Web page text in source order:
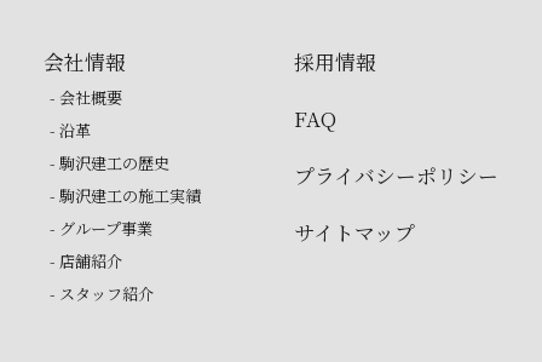
会社情報
- 会社概要
- 沿革
- 駒沢建工の歴史
- 駒沢建工の施工実績
- グループ事業
- 店舗紹介
- スタッフ紹介
採用情報
FAQ
プライバシーポリシー
サイトマップ